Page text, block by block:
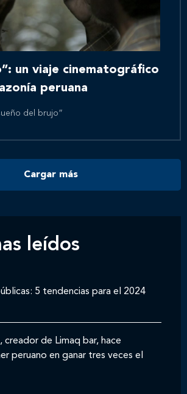
Inicio
Nosotros
Novedades
Contáctanos
un viaje cinematográfico
peruana
del brujo”
Cargar más
leídos
5 tendencias para el 2024
creador de Limaq bar, hace
peruano en ganar tres veces el